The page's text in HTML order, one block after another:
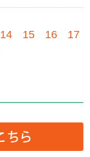
14 15 16
17